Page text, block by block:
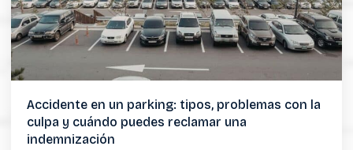
Accidente en un parking: tipos, problemas con la
culpa y cuándo puedes reclamar una
indemnización